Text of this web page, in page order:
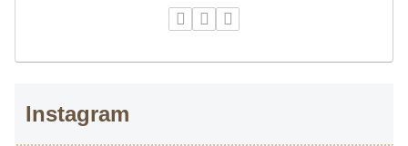
Instagram